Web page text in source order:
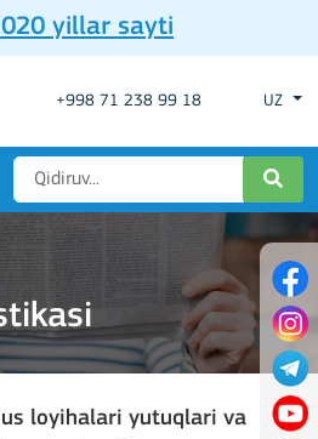
yillar sayti
+998 71 238 99 18 UZ
loyihalari yutuqlari va